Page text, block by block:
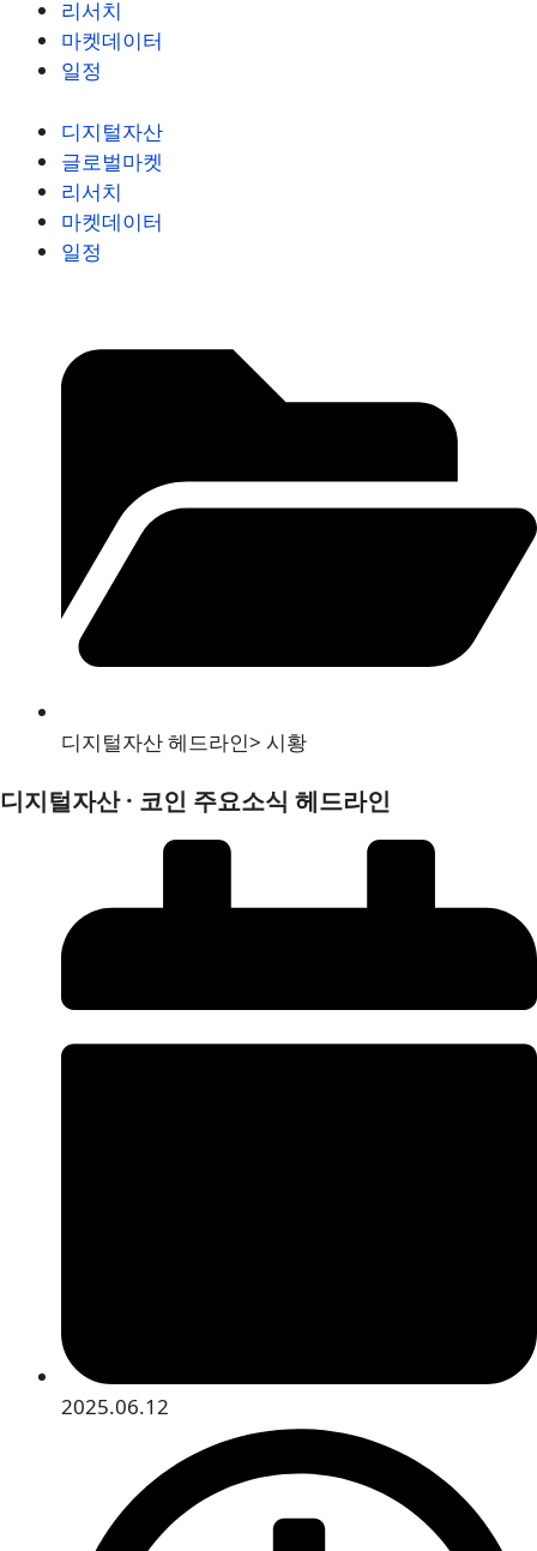
리서치
마켓데이터
일정
디지털자산
글로벌마켓
리서치
마켓데이터
일정
디지털자산 헤드라인> 시황
디지털자산 · 코인 주요소식 헤드라인
2025.06.12